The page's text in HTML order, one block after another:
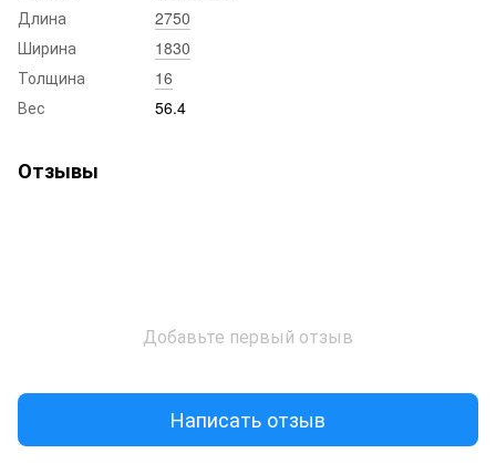
Длина
2750
Ширина
1830
Толщина
16
Вес
56.4
Отзывы
Добавьте первый отзыв
Написать отзыв